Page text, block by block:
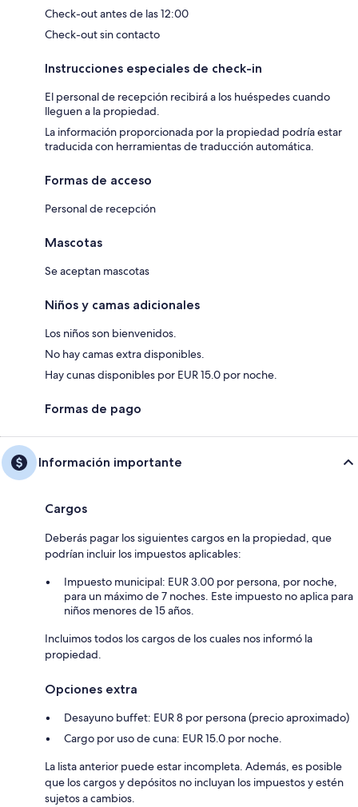
Check-out antes de las 12:00
Check-out sin contacto
Instrucciones especiales de check-in
El personal de recepción recibirá a los huéspedes cuando
lleguen a la propiedad.
La información proporcionada por la propiedad podría estar
traducida con herramientas de traducción automática.
Formas de acceso
Personal de recepción
Mascotas
Se aceptan mascotas
Niños y camas adicionales
Los niños son bienvenidos.
No hay camas extra disponibles.
Hay cunas disponibles por EUR 15.0 por noche.
Formas de pago
Información importante
Cargos
Deberás pagar los siguientes cargos en la propiedad, que
podrían incluir los impuestos aplicables:
Impuesto municipal: EUR 3.00 por persona, por noche,
para un máximo de 7 noches. Este impuesto no aplica para
niños menores de 15 años.
Incluimos todos los cargos de los cuales nos informó la
propiedad.
Opciones extra
Desayuno buffet: EUR 8 por persona (precio aproximado)
Cargo por uso de cuna: EUR 15.0 por noche.
La lista anterior puede estar incompleta. Además, es posible
que los cargos y depósitos no incluyan los impuestos y estén
sujetos a cambios.